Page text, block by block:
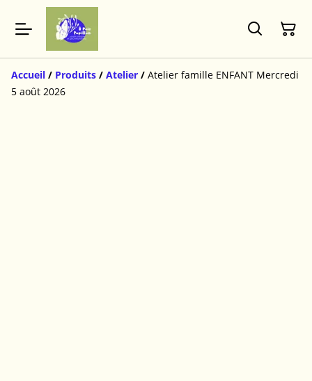
Accueil / Produits / Atelier / Atelier famille ENFANT Mercredi
5 août 2026